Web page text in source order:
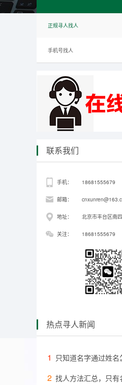
正规寻人找人
手机号找人
联系我们
手机： 18681555679
邮箱：
地址： 北京市丰台区南
关注： 18681555679
热点寻人新闻
1 只知道名字通过姓名
2